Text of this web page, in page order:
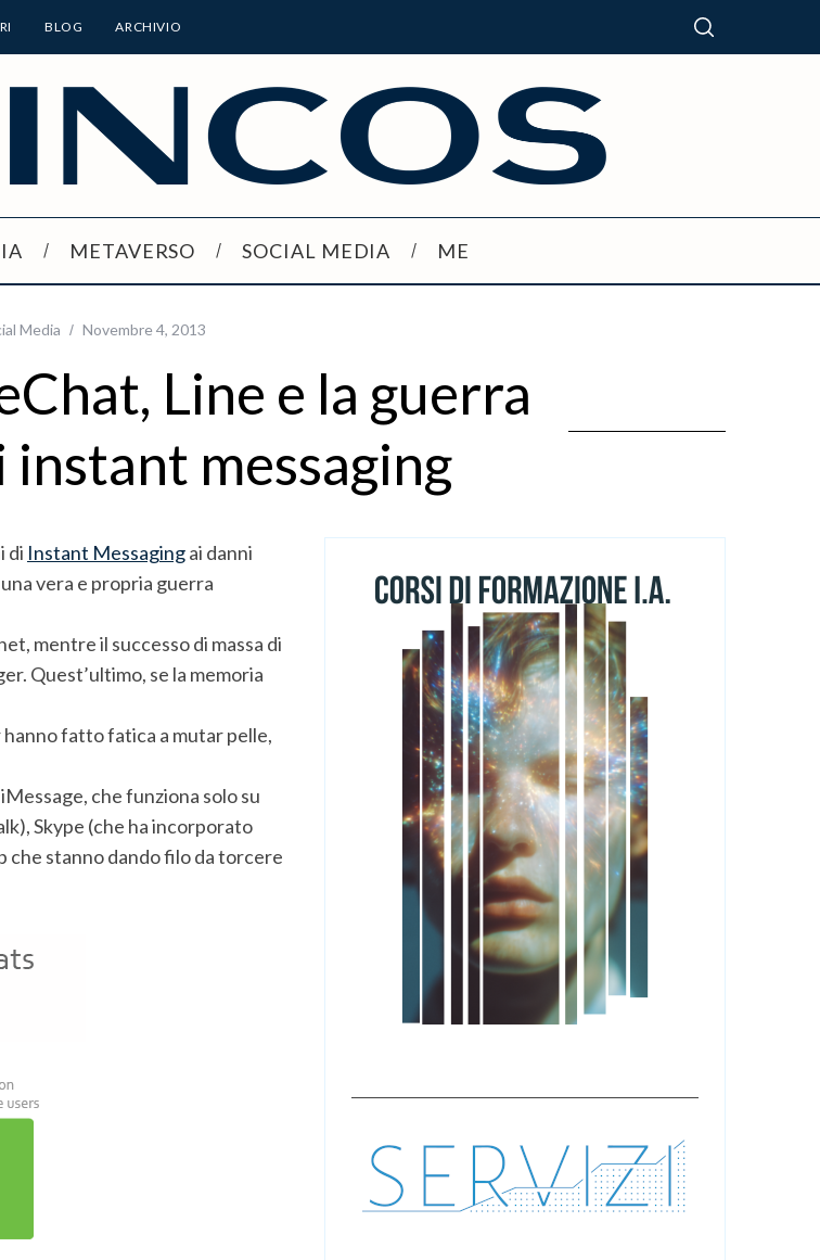
BLOG ARCHIVIO
METAVERSO SOCIAL MEDIA ME
Media Novembre 4, 2013
Line e la guerra
instant messaging
di Instant Messagingai danni
vera e propria guerra
mentre il successo di massa di
Quest’ultimo, se la memoria
fatto fatica a mutar pelle,
che funziona solo su
Skype (che ha incorporato
che stanno dando filo da torcere